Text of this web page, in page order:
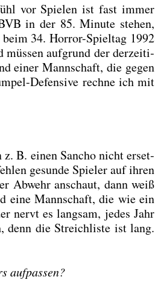
vor Spie­len ist fast immer
in der 85. Minu­te ste­hen,
34. Hor­ror-Spiel­tag 1992
müs­sen auf­grund der der­zei­ti­
einer Mann­schaft, die gegen
Defen­si­ve rech­ne ich mit
B. einen Sancho nicht erset­
gesun­de Spie­ler auf ihren
Abwehr anschaut, dann weiß
eine Mann­schaft, die wie ein
nervt es lang­sam, jedes Jahr
denn die Streich­lis­te ist lang.
auf­pas­sen?